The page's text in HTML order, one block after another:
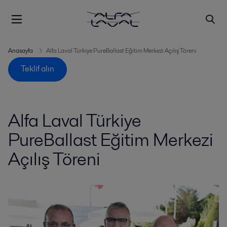
Anasayfa Alfa Laval Türkiye PureBallast Eğitim Merkezi Açılış Töreni
Teklif alın
Alfa Laval Türkiye
PureBallast Eğitim Merkezi
Açılış Töreni